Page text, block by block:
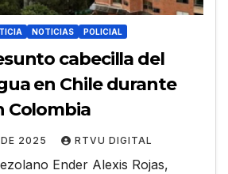
NOTICIAS POLICIAL
cabecilla del
en Chile durante
Colombia
2025 RTVU DIGITAL
Ender Alexis Rojas,